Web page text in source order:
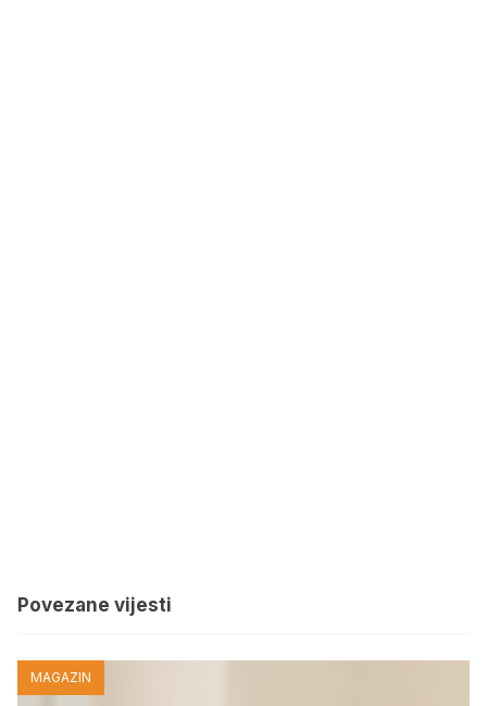
Povezane vijesti
MAGAZIN